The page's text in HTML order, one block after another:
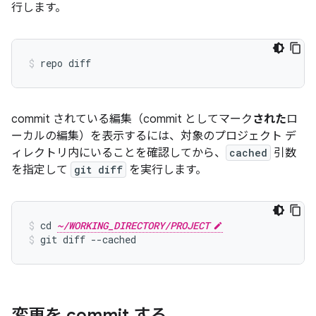
行します。
commit されている編集（commit としてマーク されたロ
ーカルの編集）を表示するには、対象のプロジェクト デ
ィレクトリ内にいることを確認してから、
cached 引数
を指定して
git diff を実行します。
cd ~/WORKING_DIRECTORY/PROJECT
git diff --cached